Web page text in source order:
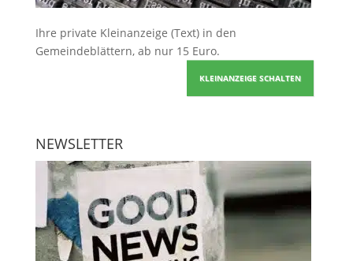
Ihre private Kleinanzeige (Text) in den
Gemeindeblättern, ab nur 15 Euro.
KLEINANZEIGE SCHALTEN
NEWSLETTER